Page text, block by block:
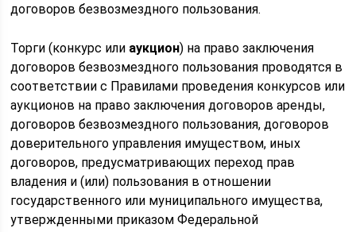
договоров безвозмездного пользования.
Торги (конкурс или аукцион) на право заключения
договоров безвозмездного пользования проводятся в
соответствии с Правилами проведения конкурсов или
аукционов на право заключения договоров аренды,
договоров безвозмездного пользования, договоров
доверительного управления имуществом, иных
договоров, предусматривающих переход прав
владения и (или) пользования в отношении
государственного или муниципального имущества,
утвержденными приказом Федеральной